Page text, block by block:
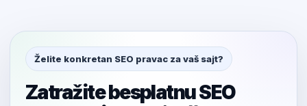
Želite konkretan SEO pravac za vaš sajt?
Zatražite besplatnu SEO